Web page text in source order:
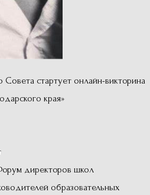
стартует онлайн-викторина
края»
директоров школ
образовательных